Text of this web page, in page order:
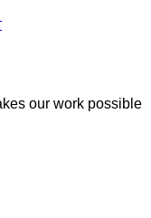
our work possible